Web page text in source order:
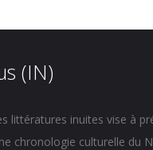
(IN)
littératures inuites vise à
chronologie culturelle du